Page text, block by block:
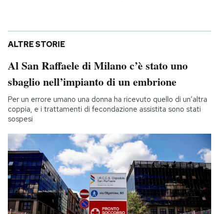
ALTRE STORIE
Al San Raffaele di Milano c’è stato uno
sbaglio nell’impianto di un embrione
Per un errore umano una donna ha ricevuto quello di un’altra
coppia, e i trattamenti di fecondazione assistita sono stati
sospesi